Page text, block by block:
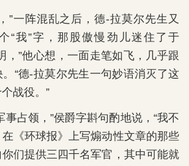
”一阵混乱之后，德-拉莫尔先生又
“我”字，那股傲慢劲儿迷住了于
，”他心想，一面走笔如飞，几乎跟
“德-拉莫尔先生一句妙语消灭了这
战役。”
事占领，”侯爵字斟句酌地说，“我不
《环球报》上写煽动性文章的那些
们提供三四千名军官，其中可能就